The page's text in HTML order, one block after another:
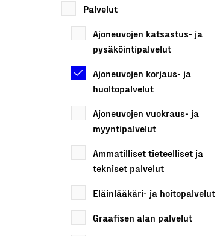
Palvelut
Ajoneuvojen katsastus- ja
pysäköintipalvelut
Ajoneuvojen korjaus- ja
huoltopalvelut
Ajoneuvojen vuokraus- ja
myyntipalvelut
Ammatilliset tieteelliset ja
tekniset palvelut
Eläinlääkäri- ja hoitopalvelut
Graafisen alan palvelut